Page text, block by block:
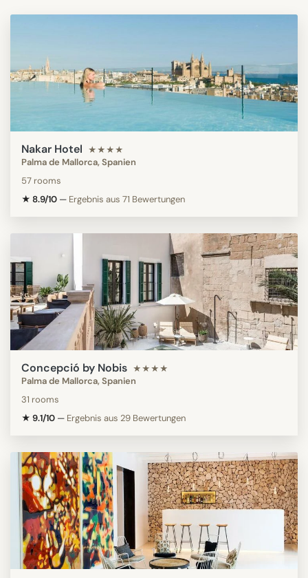
Nakar Hotel ★★★★
Palma de Mallorca, Spanien
57 rooms
★ 8.9/10 — Ergebnis aus 71 Bewertungen
Concepció by Nobis ★★★★
Palma de Mallorca, Spanien
31 rooms
★ 9.1/10 — Ergebnis aus 29 Bewertungen